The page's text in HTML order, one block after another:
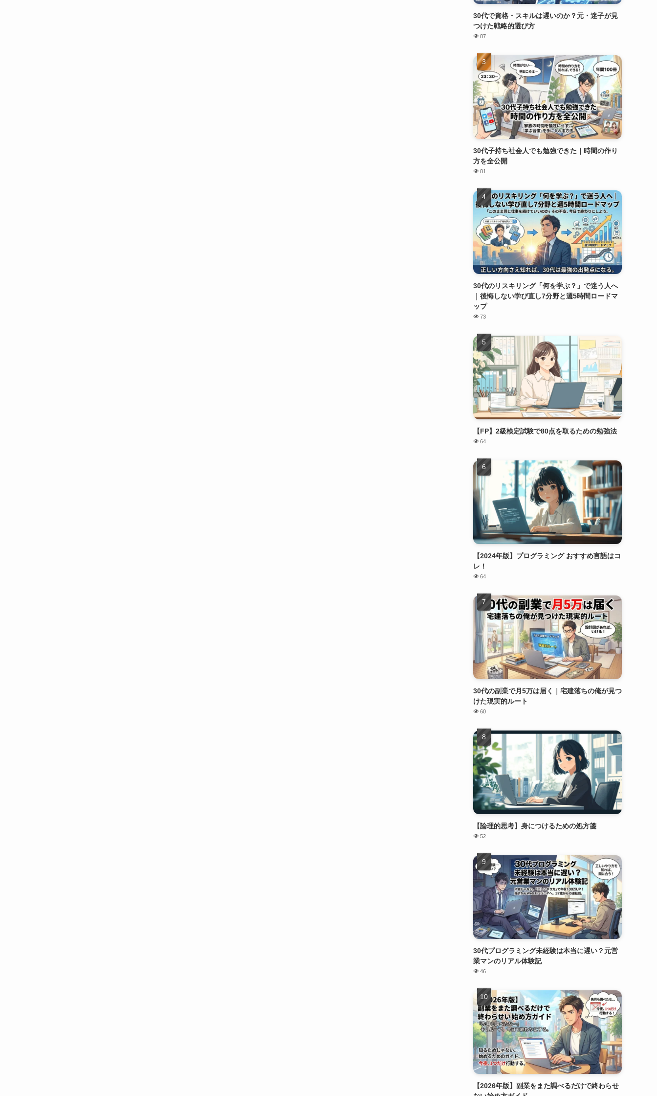
30代で資格・スキルは遅いのか？元・迷子が見
つけた戦略的選び方
87
30代子持ち社会人でも勉強できた｜時間の作り
方を全公開
81
30代のリスキリング「何を学ぶ？」で迷う人へ
｜後悔しない学び直し7分野と週5時間ロードマ
ップ
73
【FP】2級検定試験で80点を取るための勉強法
64
【2024年版】プログラミング おすすめ言語はコ
レ！
64
30代の副業で月5万は届く｜宅建落ちの俺が見つ
けた現実的ルート
60
【論理的思考】身につけるための処方箋
52
30代プログラミング未経験は本当に遅い？元営
業マンのリアル体験記
46
【2026年版】副業をまた調べるだけで終わらせ